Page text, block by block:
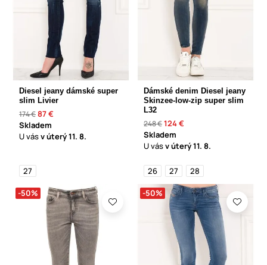
Diesel jeany dámské super
slim Livier
174 €87 €
Skladem
U vásv úterý11. 8.
27
Dámské denim Diesel jeany
Skinzee-low-zip super slim
L32
248 €124 €
Skladem
U vásv úterý11. 8.
26 27 28
-50% -50%